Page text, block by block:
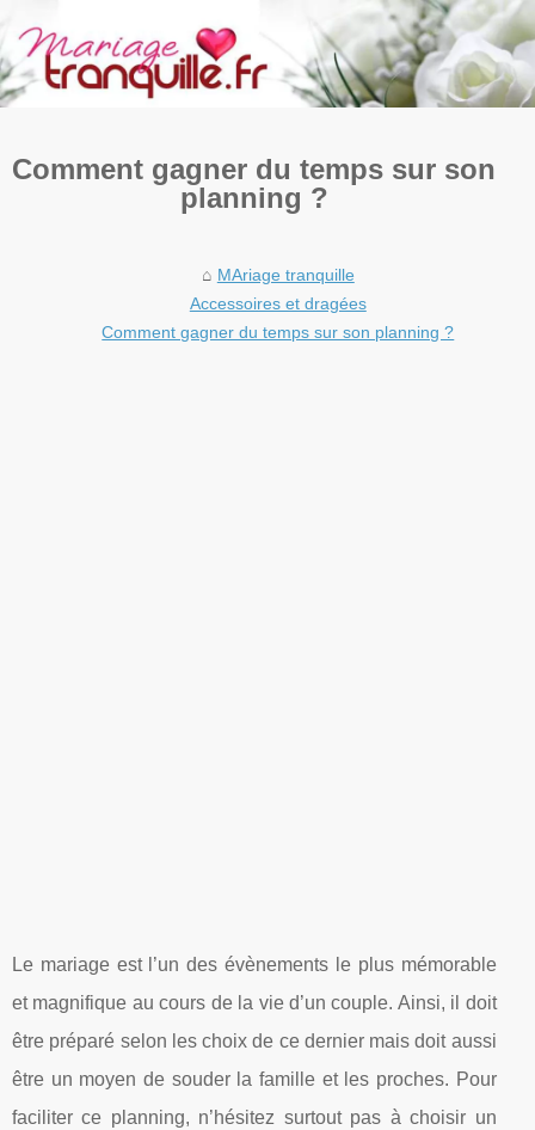
Comment gagner du temps sur son
planning ?
MAriage tranquille
Accessoires et dragées
Comment gagner du temps sur son planning ?
Le mariage est l’un des évènements le plus mémorable
et magnifique au cours de la vie d’un couple. Ainsi, il doit
être préparé selon les choix de ce dernier mais doit aussi
être un moyen de souder la famille et les proches. Pour
faciliter ce planning, n’hésitez surtout pas à choisir un